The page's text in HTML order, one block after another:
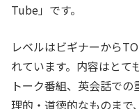
Tube」です。
レベルはビギナーから
れています。内容はとて
トーク番組、英会話で
理的・道徳的なものまで